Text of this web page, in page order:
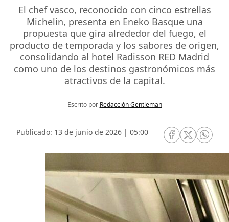
El chef vasco, reconocido con cinco estrellas
Michelin, presenta en Eneko Basque una
propuesta que gira alrededor del fuego, el
producto de temporada y los sabores de origen,
consolidando al hotel Radisson RED Madrid
como uno de los destinos gastronómicos más
atractivos de la capital.
Escrito por Redacción Gentleman
Publicado: 13 de junio de 2026 | 05:00
RRSS Facebook
RRSSRRSS